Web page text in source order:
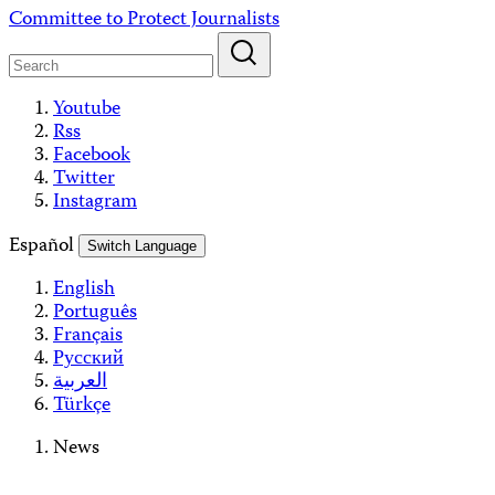
Skip
content
Committee to Protect Journalists
Youtube
Rss
Facebook
Twitter
Instagram
Español
Switch Language
English
Português
Français
Русский
العربية
Türkçe
News